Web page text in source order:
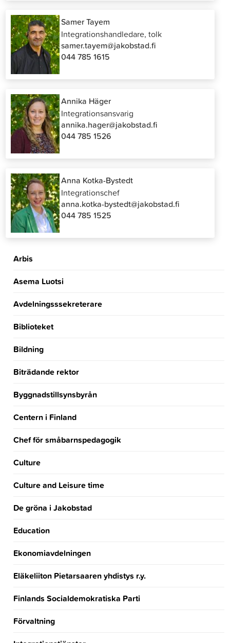
Samer Tayem
Integrationshandledare, tolk
samer.tayem@jakobstad.fi
044 785 1615
Annika Häger
Integrationsansvarig
annika.hager@jakobstad.fi
044 785 1526
Anna Kotka-Bystedt
Integrationschef
anna.kotka-bystedt@jakobstad.fi
044 785 1525
Arbis
Asema Luotsi
Avdelningsssekreterare
Biblioteket
Bildning
Biträdande rektor
Byggnadstillsynsbyrån
Centern i Finland
Chef för småbarnspedagogik
Culture
Culture and Leisure time
De gröna i Jakobstad
Education
Ekonomiavdelningen
Eläkeliiton Pietarsaaren yhdistys r.y.
Finlands Socialdemokratiska Parti
Förvaltning